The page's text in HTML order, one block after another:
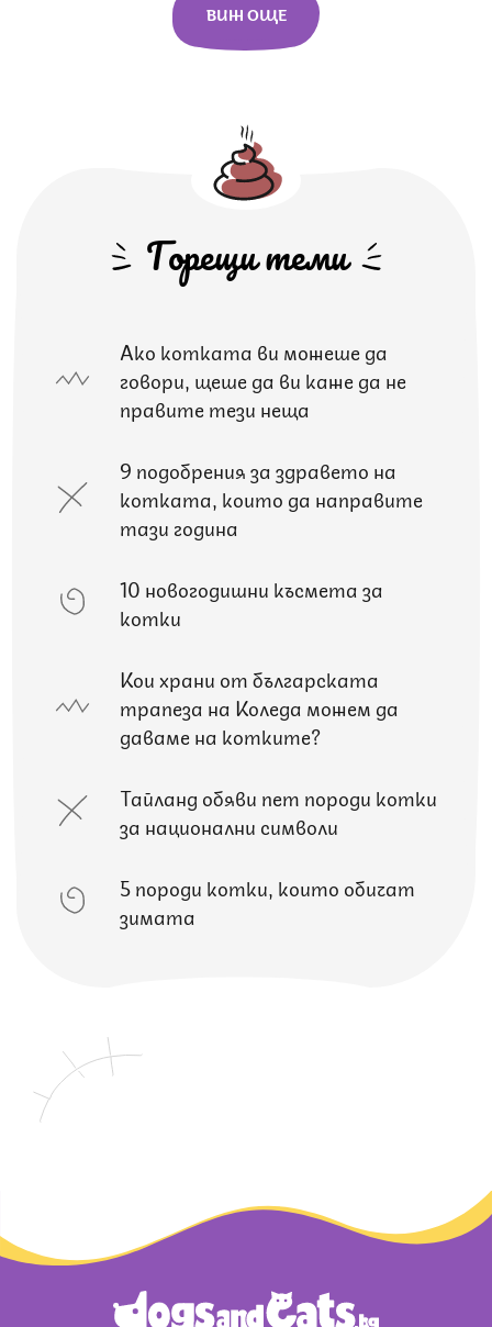
ВИЖ ОЩЕ
Горещи теми
Ако котката ви можеше да
говори, щеше да ви каже да не
правите тези неща
9 подобрения за здравето на
котката, които да направите
тази година
10 новогодишни късмета за
котки
Кои храни от българската
трапеза на Коледа можем да
даваме на котките?
Тайланд обяви пет породи котки
за национални символи
5 породи котки, които обичат
зимата